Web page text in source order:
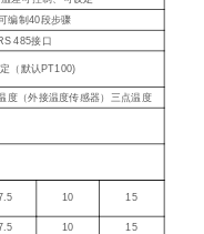
编制40段步骤
485接口
（默认PT100)
度（外接温度传感器）三点温度
10 15
10
15